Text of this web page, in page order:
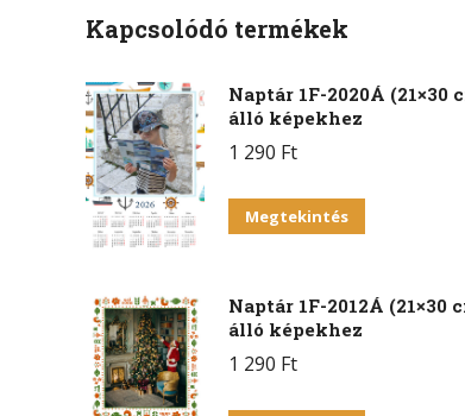
Kapcsolódó termékek
Naptár 1F-2020Á (21×30
álló képekhez
1 290 Ft
Megtekintés
Naptár 1F-2012Á (21×30
álló képekhez
1 290 Ft